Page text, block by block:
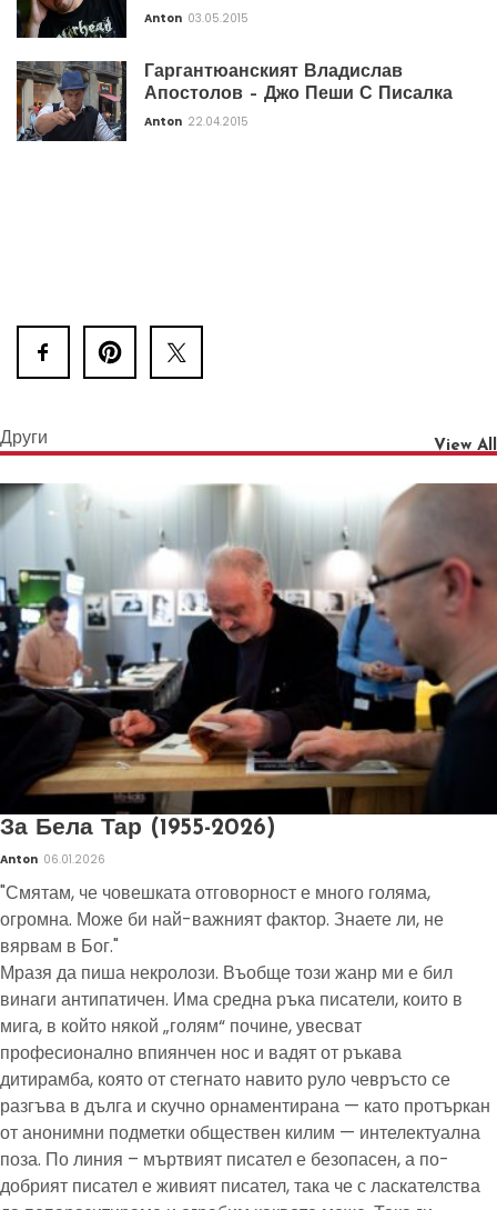
Anton 03.05.2015
Гаргантюанският Владислав
Апостолов – Джо Пеши С Писалка
Anton 22.04.2015
Други View All
За Бела Тар (1955-2026)
Anton 06.01.2026
"Смятам, че човешката отговорност е много голяма,
огромна. Може би най-важният фактор. Знаете ли, не
вярвам в Бог."
Мразя да пиша некролози. Въобще този жанр ми е бил
винаги антипатичен. Има средна ръка писатели, които в
мига, в който някой „голям“ почине, увесват
професионално впиянчен нос и вадят от ръкава
дитирамба, която от стегнато навито руло чевръсто се
разгъва в дълга и скучно орнаментирана — като протъркан
от анонимни подметки обществен килим — интелектуална
поза. По линия – мъртвият писател е безопасен, а по-
добрият писател е живият писател, така че с ласкателства